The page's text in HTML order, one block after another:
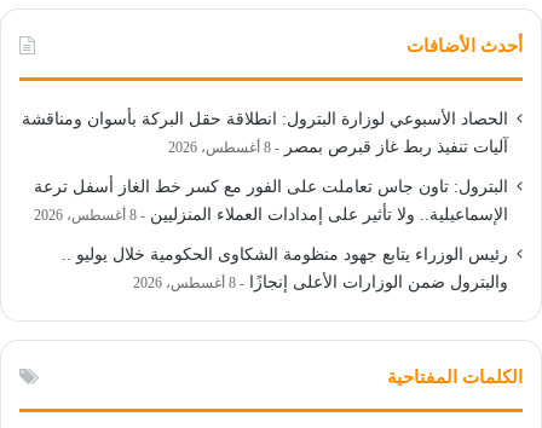
أحدث الأضافات
الحصاد الأسبوعي لوزارة البترول: انطلاقة حقل البركة بأسوان ومناقشة
آليات تنفيذ ربط غاز قبرص بمصر
8 أغسطس، 2026
البترول: تاون جاس تعاملت على الفور مع كسر خط الغاز أسفل ترعة
الإسماعيلية.. ولا تأثير على إمدادات العملاء المنزليين
8 أغسطس، 2026
رئيس الوزراء يتابع جهود منظومة الشكاوى الحكومية خلال يوليو ..
والبترول ضمن الوزارات الأعلى إنجازًا
8 أغسطس، 2026
الكلمات المفتاحية